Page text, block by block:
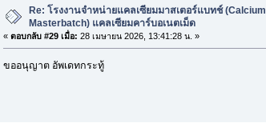
Re: โรงงานจำหน่ายแคลเซียมมาสเตอร์แบทช์ (Calcium
Masterbatch) แคลเซียมคาร์บอเนตเม็ด
« ตอบกลับ #29 เมื่อ: 28 เมษายน 2026, 13:41:28 น. »
ขออนุญาต อัพเดทกระทู้